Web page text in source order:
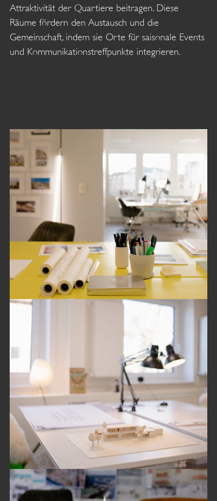
Attraktivität der Quartiere beitragen. Diese
Räume fördern den Austausch und die
Gemeinschaft, indem sie Orte für saisonale Events
und Kommunikationstreffpunkte integrieren.